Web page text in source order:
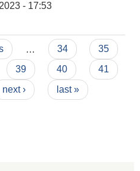
- 17:53
मिति र परिक्षा केन्द्र कायम गरिएको
लागि अनुरोध छ ।
34
35
39 40
41
next › last »